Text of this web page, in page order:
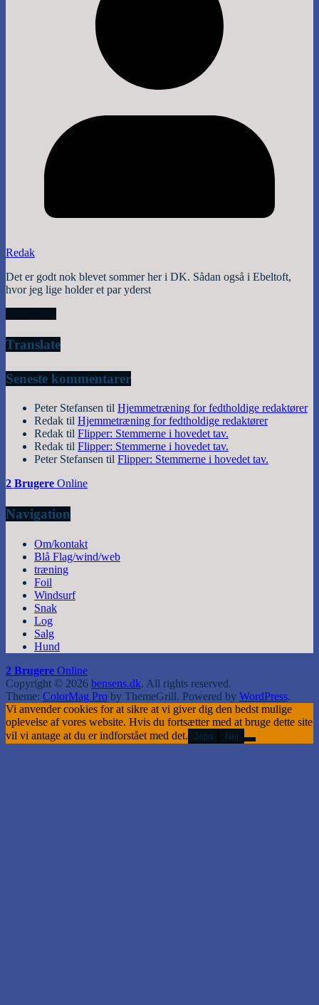
Redak
Det er godt nok blevet sommer her i DK. Sådan også i Ebeltoft,
hvor jeg lige holder et par yderst
Translate
Seneste kommentarer
Peter Stefansen til Hjemmetræning for fedtholdige redaktører
Redak til Hjemmetræning for fedtholdige redaktører
Redak til Flipper: Stemmerne i hovedet tav.
Redak til Flipper: Stemmerne i hovedet tav.
Peter Stefansen til Flipper: Stemmerne i hovedet tav.
2 Brugere Online
Navigation
Om/kontakt
Blå Flag/wind/web
træning
Foil
Windsurf
Snak
Log
Salg
Hund
2 Brugere Online
Copyright © 2026 bensens.dk. All rights reserved.
Theme: ColorMag Pro by ThemeGrill. Powered by WordPress.
Vi anvender cookies for at sikre at vi giver dig den bedst mulige
oplevelse af vores website. Hvis du fortsætter med at bruge dette site
vil vi antage at du er indforstået med det. Jeps Nej